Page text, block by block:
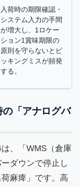
入荷時の期限確認・
システム入力の手間
が増大し、1ロケー
ション1賞味期限の
原則を守らないとピ
ッキングミスが頻発
する。
「アナログバ
、「WMS（倉庫
ダウンで停止し
麻痺」です。高